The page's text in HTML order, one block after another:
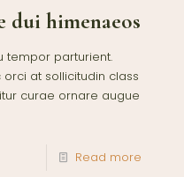
dui himenaeos
tempor parturient.
at sollicitudin class
curae ornare augue
Read more